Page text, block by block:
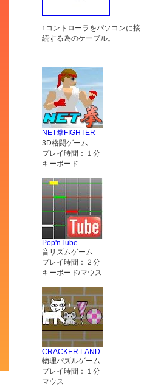
↑コントローラをパソコンに接
続する為のケーブル。
NET拳FIGHTER
3D格闘ゲーム
プレイ時間：１分
キーボード
Pop'nTube
音リズムゲーム
プレイ時間：２分
キーボード/マウス
CRACKER LAND
物理パズルゲーム
プレイ時間：１分
マウス